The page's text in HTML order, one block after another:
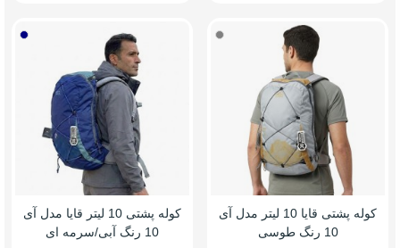
طوسی
کوله پشتی قایا 10 لیتر مدل آی
10 رنگ طوسی
آبی/
کوله پشتی 10 لیتر قایا مدل آی
10 رنگ آبی/سرمه ای